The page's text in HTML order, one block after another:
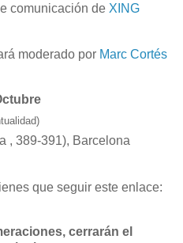
comunicación de XING
moderado por Marc Cortés
, 389-391), Barcelona
que seguir este enlace:
cerrarán el